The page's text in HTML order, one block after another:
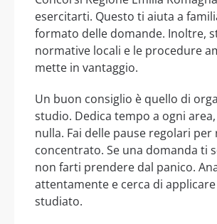
esercitarti. Questo ti aiuta a
formato delle domande. Inoltre,
normative locali e le procedure
mette in vantaggio.
Un buon consiglio è quello di
studio. Dedica tempo a ogni
nulla. Fai delle pause regolari
concentrato. Se una domanda ti
non farti prendere dal panico.
attentamente e cerca di
studiato.